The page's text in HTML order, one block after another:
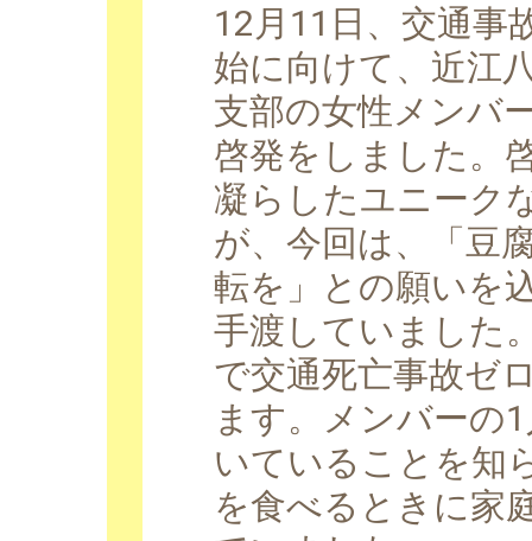
12月11日、交通事
始に向けて、近江
支部の女性メンバ
啓発をしました。
凝らしたユニーク
が、今回は、「豆
転を」との願いを
手渡していました
で交通死亡事故ゼ
ます。メンバーの
いていることを知
を食べるときに家